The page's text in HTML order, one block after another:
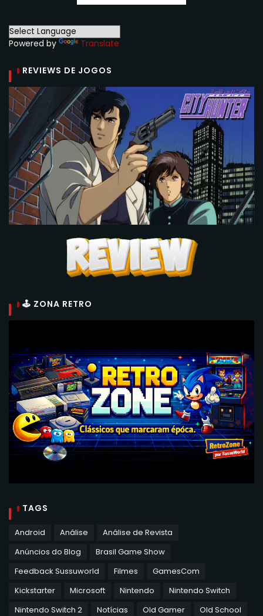
Powered by Translate
REVIEWS DE JOGOS
🕹 ZONA RETRO
TAGS
Android Análise
Análise de Revista
Anúncios do Blog
Brasil Game Show
Feedback Sussuworld
Filmes
GamesCom
Kickstarter
Microsoft Nintendo
Nintendo Switch
Nintendo Switch 2
Notícias Old Gamer
Old School